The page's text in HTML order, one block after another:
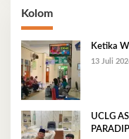
Kolom
Ketika
13 Juli
UCLG